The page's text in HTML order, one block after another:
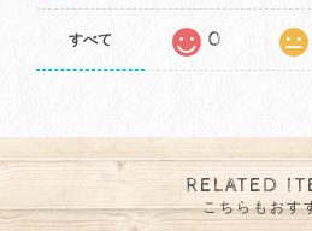
すべて 0
RELATED
こちらもおす